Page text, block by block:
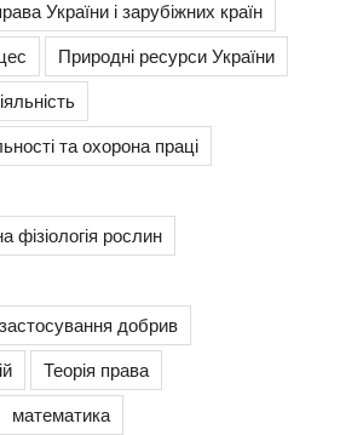
України і зарубіжних країн
Природні ресурси України
та охорона праці
фізіологія рослин
добрив
Теорія права
математика